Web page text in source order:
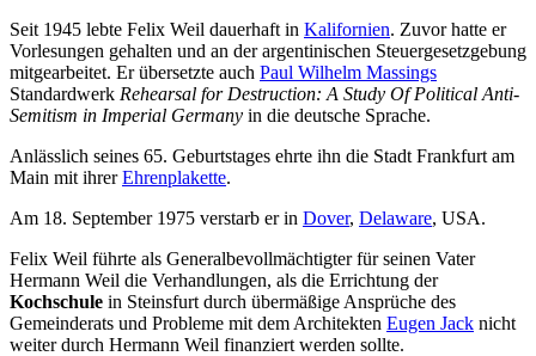
Seit 1945 lebte Felix Weil dauerhaft in Kalifornien. Zuvor hatte er
Vorlesungen gehalten und an der argentinischen Steuergesetzgebung
mitgearbeitet. Er übersetzte auch Paul Wilhelm Massings
Standardwerk Rehearsal for Destruction: A Study Of Political Anti-
Semitism in Imperial Germany in die deutsche Sprache.
Anlässlich seines 65. Geburtstages ehrte ihn die Stadt Frankfurt am
Main mit ihrerEhrenplakette.
Am 18. September 1975 verstarb er in Dover, Delaware, USA.
Felix Weil führte als Generalbevollmächtigter für seinen Vater
Hermann Weil die Verhandlungen, als die Errichtung der
Kochschule in Steinsfurt durch übermäßige Ansprüche des
Gemeinderats und Probleme mit dem Architekten Eugen Jack nicht
weiter durch Hermann Weil finanziert werden sollte.